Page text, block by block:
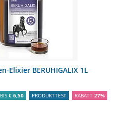
Elixier BERUHIGALIX 1L
€ 6,50 PRODUKTTEST RABATT 27%